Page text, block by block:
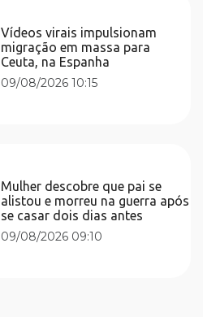
Vídeos virais impulsionam
migração em massa para
Ceuta, na Espanha
09/08/2026 10:15
Mulher descobre que pai se
alistou e morreu na guerra após
se casar dois dias antes
09/08/2026 09:10